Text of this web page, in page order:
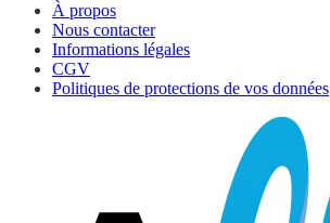
À propos
Nous contacter
Informations légales
CGV
Politiques de protections de vos données